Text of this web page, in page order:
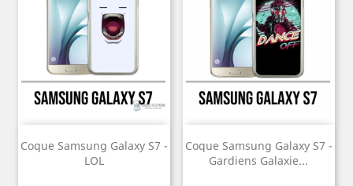
Coque Samsung Galaxy S7 -
LOL
Coque Samsung Galaxy S7 -
Gardiens Galaxie...